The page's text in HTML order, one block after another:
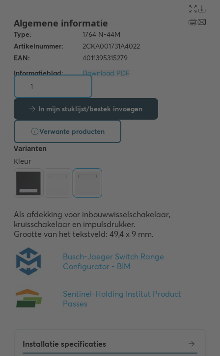
Informatieblad: Download PDF
In mijn stuklijst/bestek invoegen
Verwante producten
Als afdekking voor inbouwwisselschakelaar,
kruisschakelaar en impulsdrukker.
Grootte van het tekstveld: 49,4 x 9 mm.
Installatie specificaties